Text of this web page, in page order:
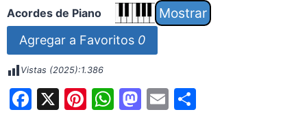
Acordes de Piano
Agregar a Favoritos 0
Vistas (2025):1.386
F X Pi W M E S